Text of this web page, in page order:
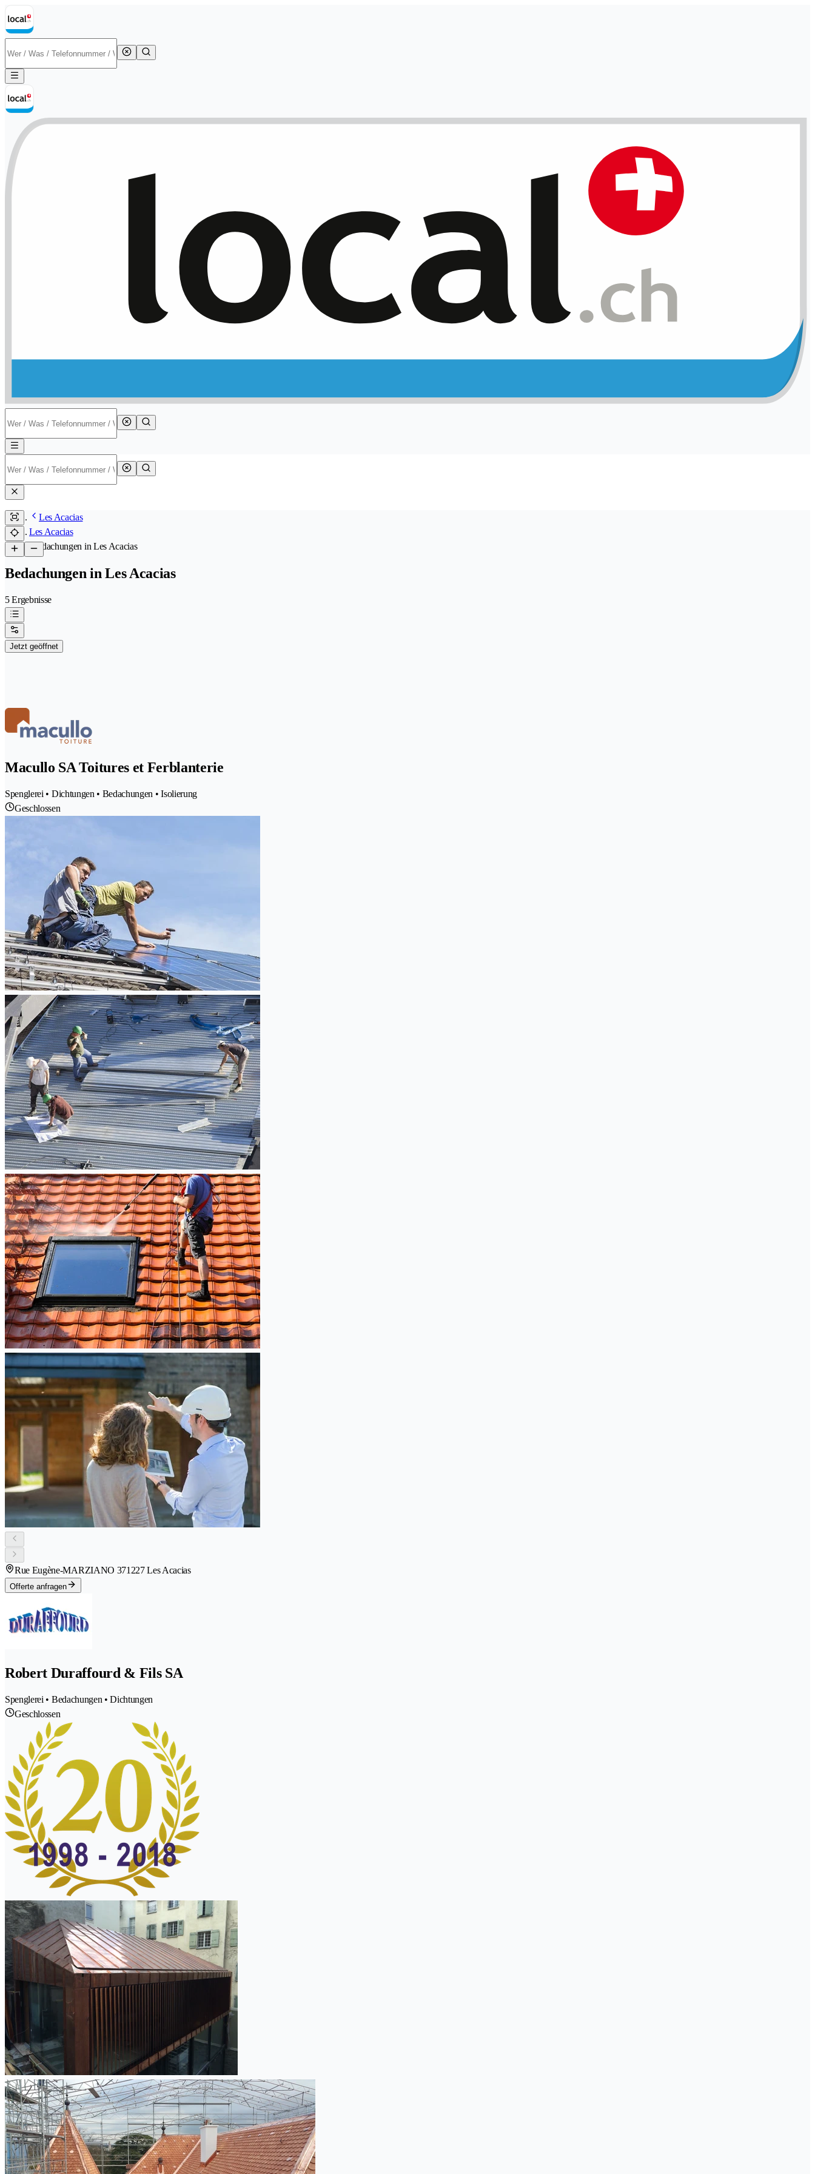
Les Acacias
Les Acacias
/Bedachungen in Les Acacias
Bedachungen in Les Acacias
5 Ergebnisse
Jetzt geöffnet
Macullo SA Toitures et Ferblanterie
Spenglerei • Dichtungen • Bedachungen • Isolierung
Geschlossen
Rue Eugène-MARZIANO 371227 Les Acacias
Offerte anfragen
Robert Duraffourd & Fils SA
Spenglerei • Bedachungen • Dichtungen
Geschlossen